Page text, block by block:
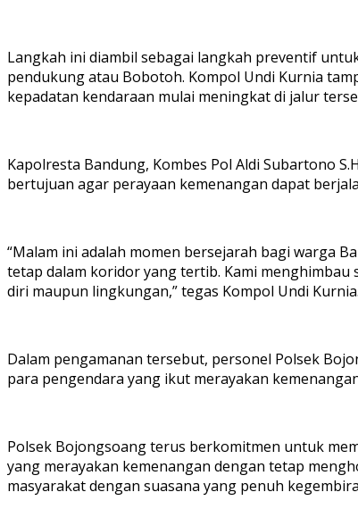
Langkah ini diambil sebagai langkah preventif
pendukung atau Bobotoh. Kompol Undi Kurnia
kepadatan kendaraan mulai meningkat di jalur
Kapolresta Bandung, Kombes Pol Aldi Subartono
bertujuan agar perayaan kemenangan dapat
“Malam ini adalah momen bersejarah bagi warga
tetap dalam koridor yang tertib. Kami
diri maupun lingkungan,” tegas Kompol Undi Kurnia.
Dalam pengamanan tersebut, personel Polsek
para pengendara yang ikut merayakan
Polsek Bojongsoang terus berkomitmen untuk
yang merayakan kemenangan dengan tetap
masyarakat dengan suasana yang penuh